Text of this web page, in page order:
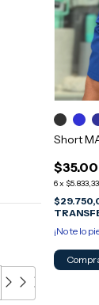
Short
6x $5.833,33
¡No te lo